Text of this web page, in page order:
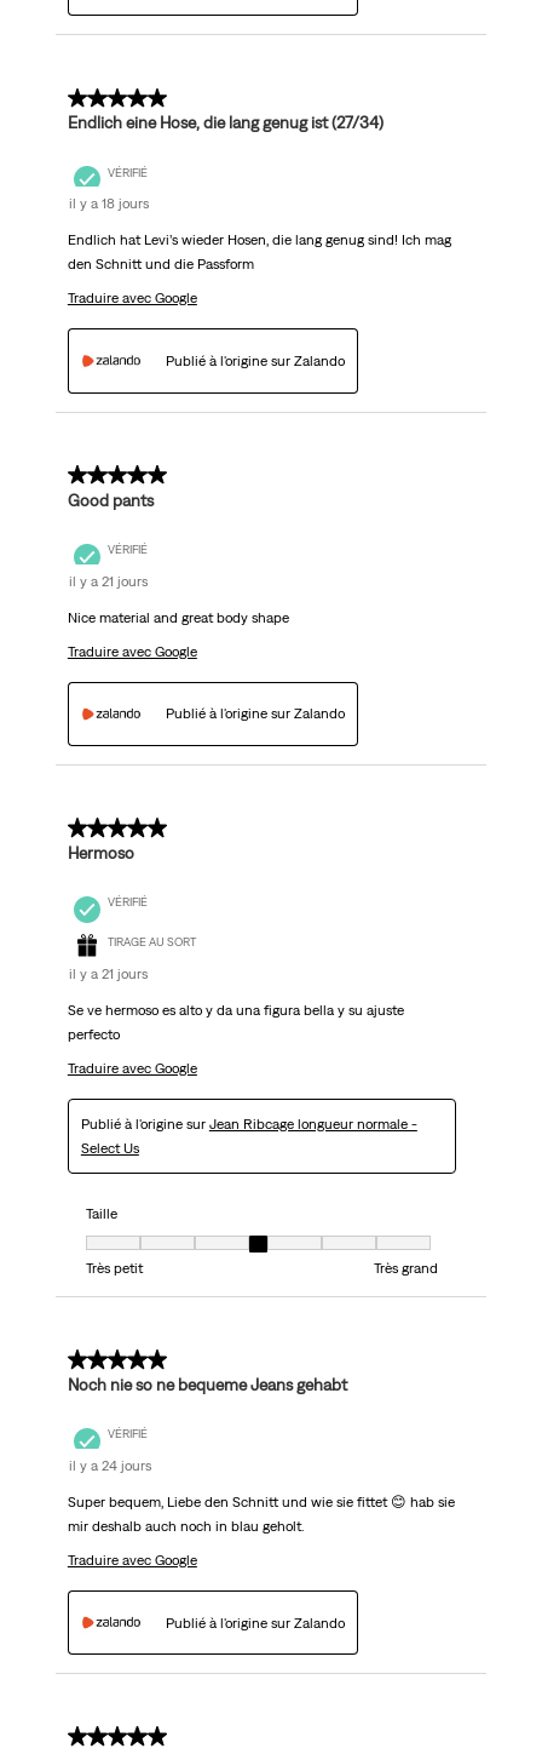
5 sur 5 étoiles.
Endlich eine Hose, die lang genug ist (27/34)
VÉRIFIÉ
il y a 18 jours
Endlich hat Levi’s wieder Hosen, die lang genug sind! Ich mag
den Schnitt und die Passform
Traduire avec Google
Publié à l'origine sur Zalando
5 sur 5 étoiles.
Good pants
VÉRIFIÉ
il y a 21 jours
Nice material and great body shape
Traduire avec Google
Publié à l'origine sur Zalando
5 sur 5 étoiles.
Hermoso
VÉRIFIÉ
TIRAGE AU SORT
il y a 21 jours
Se ve hermoso es alto y da una figura bella y su ajuste
perfecto
Traduire avec Google
Publié à l'origine sur Jean Ribcage longueur normale -
Select Us
Taille
Taille, 4 sur 7, où 1 est égal à Très petit et 7 est égal à Très grand
Très petit
Très grand
5 sur 5 étoiles.
Noch nie so ne bequeme Jeans gehabt
VÉRIFIÉ
il y a 24 jours
Super bequem, Liebe den Schnitt und wie sie fittet 😊 hab sie
mir deshalb auch noch in blau geholt.
Traduire avec Google
Publié à l'origine sur Zalando
5 sur 5 étoiles.